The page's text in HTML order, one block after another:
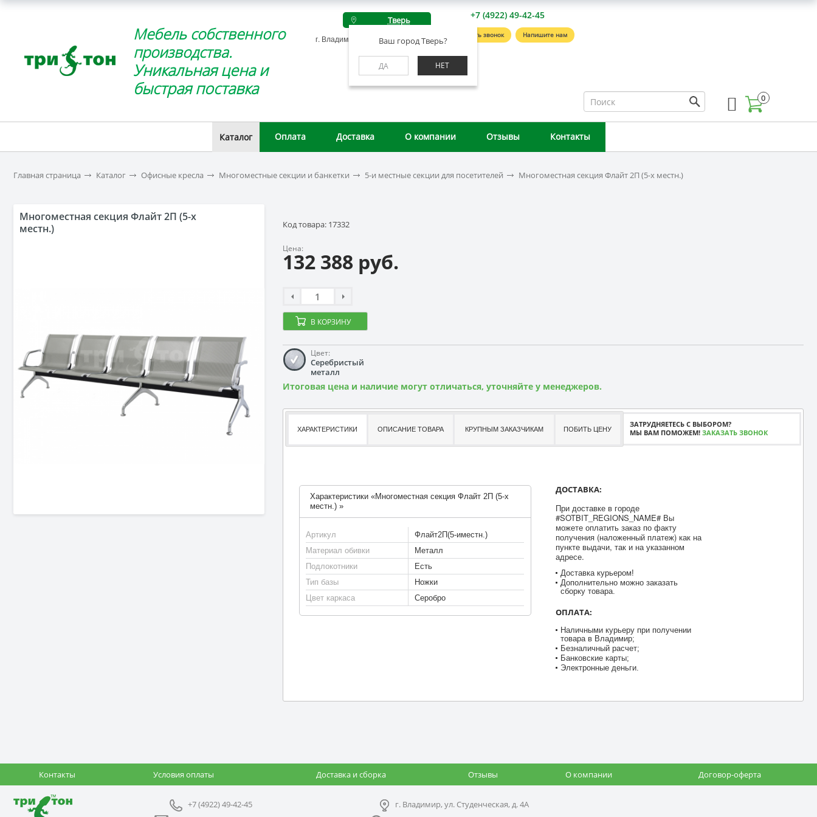
Мебель собственного
производства.
Уникальная цена и
быстрая поставка
Тверь
Ваш город Тверь?
ДА НЕТ
г. Владимир, ул. Студенческая, д. 4А
+7 (4922) 49-42-45
Заказать звонок Напишите нам
0
Каталог Оплата Доставка О компании Отзывы Контакты
Главная страница Каталог Офисные кресла Многоместные секции и банкетки 5-и местные секции для посетителей Многоместная секция Флайт 2П (5-х местн.)
Многоместная секция Флайт 2П (5-х
местн.)
Код товара: 17332
Цена:
132 388 руб.
В КОРЗИНУ
Цвет:
Серебристый
металл
Итоговая цена и наличие могут отличаться, уточняйте у менеджеров.
ХАРАКТЕРИСТИКИ ОПИСАНИЕ ТОВАРА КРУПНЫМ ЗАКАЗЧИКАМ ПОБИТЬ ЦЕНУ
ЗАТРУДНЯЕТЕСЬ С ВЫБОРОМ?
МЫ ВАМ ПОМОЖЕМ! ЗАКАЗАТЬ ЗВОНОК
Характеристики «Многоместная секция Флайт 2П (5-х
местн.) »
Артикул
Флайт2П(5-иместн.)
Материал обивки
Металл
Подлокотники
Есть
Тип базы
Ножки
Цвет каркаса
Серобро
ДОСТАВКА:
При доставке в городе
#SOTBIT_REGIONS_NAME# Вы
можете оплатить заказ по факту
получения (наложенный платеж) как на
пункте выдачи, так и на указанном
адресе.
Доставка курьером!
Дополнительно можно заказать
сборку товара.
ОПЛАТА:
Наличными курьеру при получении
товара в Владимир;
Безналичный расчет;
Банковские карты;
Электронные деньги.
Контакты Условия оплаты Доставка и сборка Отзывы О компании Договор-оферта
+7 (4922) 49-42-45
г. Владимир, ул. Студенческая, д. 4А